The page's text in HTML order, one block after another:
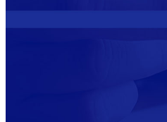
UYGULAMALARDA
BİLGİLER (TEKRAR)